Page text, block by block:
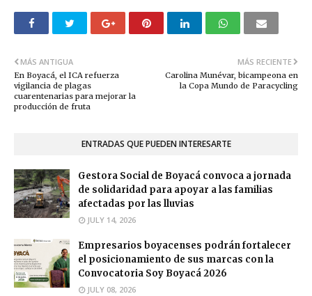
MÁS RECIENTE
Carolina Munévar, bicampeona en
la Copa Mundo de Paracycling
MÁS ANTIGUA
En Boyacá, el ICA refuerza
vigilancia de plagas
cuarentenarias para mejorar la
producción de fruta
ENTRADAS QUE PUEDEN INTERESARTE
Gestora Social de Boyacá convoca a jornada
de solidaridad para apoyar a las familias
afectadas por las lluvias
JULY 14, 2026
Empresarios boyacenses podrán fortalecer
el posicionamiento de sus marcas con la
Convocatoria Soy Boyacá 2026
JULY 08, 2026